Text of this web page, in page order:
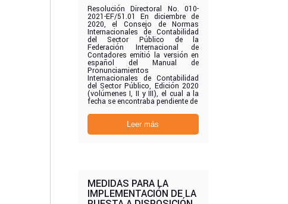
Resolución Directoral No. 010-
2021-EF/51.01 En diciembre de
2020, el Consejo de Normas
Internacionales de Contabilidad
del Sector Público de la
Federación Internacional de
Contadores emitió la versión en
español del Manual de
Pronunciamientos
Internacionales de Contabilidad
del Sector Público, Edición 2020
(volúmenes I, II y III), el cual a la
fecha se encontraba pendiente de
Leer más
MEDIDAS PARA LA
IMPLEMENTACIÓN DE LA